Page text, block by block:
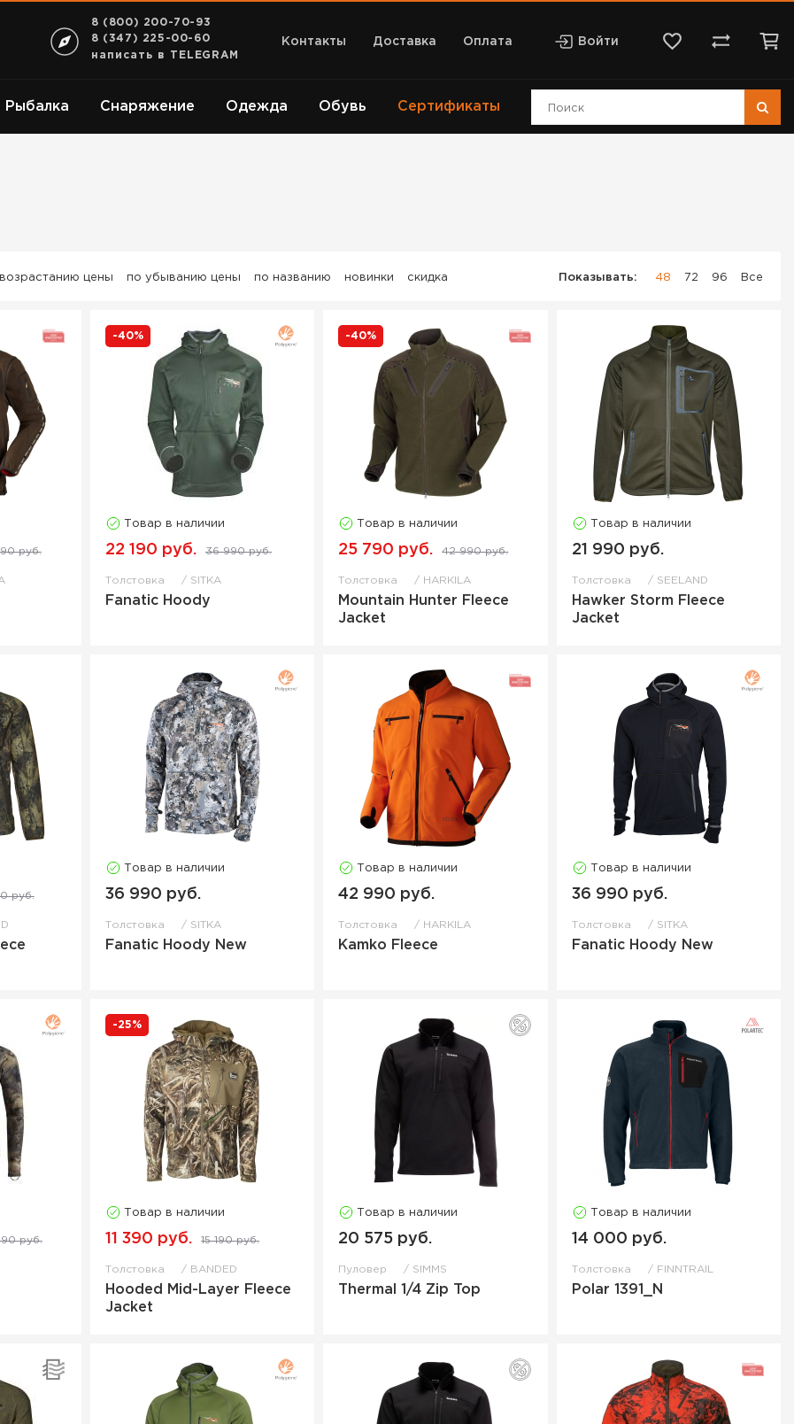
8 (800) 200-70-93
8 (347) 225-00-60
написать в TELEGRAM
Контакты Доставка Оплата Войти
Рыбалка Снаряжение Одежда Обувь Сертификаты
цены по убыванию цены по названию новинки скидка Показывать: 48 72 96 Все
руб.
-40%
Товар в наличии
22 190 руб. 36 990 руб.
Толстовка SITKA
Fanatic Hoody
-40%
Товар в наличии
25 790 руб. 42 990 руб.
Толстовка HARKILA
Mountain Hunter Fleece
Jacket
Товар в наличии
21 990 руб.
Толстовка SEELAND
Hawker Storm Fleece
Jacket
руб.
Товар в наличии
36 990 руб.
Толстовка SITKA
Fanatic Hoody New
Товар в наличии
42 990 руб.
Толстовка HARKILA
Kamko Fleece
Товар в наличии
36 990 руб.
Толстовка SITKA
Fanatic Hoody New
руб.
-25%
Товар в наличии
11 390 руб. 15 190 руб.
Толстовка BANDED
Hooded Mid-Layer Fleece
Jacket
Товар в наличии
20 575 руб.
Пуловер SIMMS
Thermal 1/4 Zip Top
Товар в наличии
14 000 руб.
Толстовка FINNTRAIL
Polar 1391_N